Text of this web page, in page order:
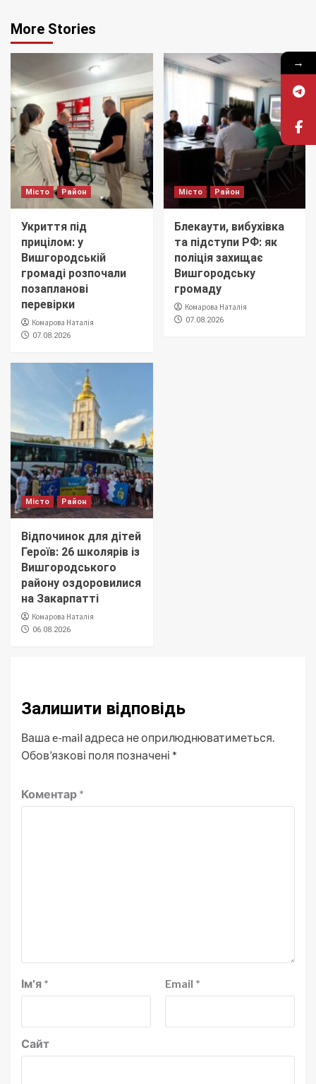
More Stories
Місто Район
Укриття під
прицілом: у
Вишгородській
громаді розпочали
позапланові
перевірки
Комарова Наталія
07.08.2026
Місто Район
Блекаути, вибухівка
та підступи РФ: як
поліція захищає
Вишгородську
громаду
Комарова Наталія
07.08.2026
Місто Район
Відпочинок для дітей
Героїв: 26 школярів із
Вишгородського
району оздоровилися
на Закарпатті
Комарова Наталія
06.08.2026
Залишити відповідь
Ваша e-mail адреса не оприлюднюватиметься.
Обов’язкові поля позначені *
Коментар *
Ім'я * Email *
Сайт
→